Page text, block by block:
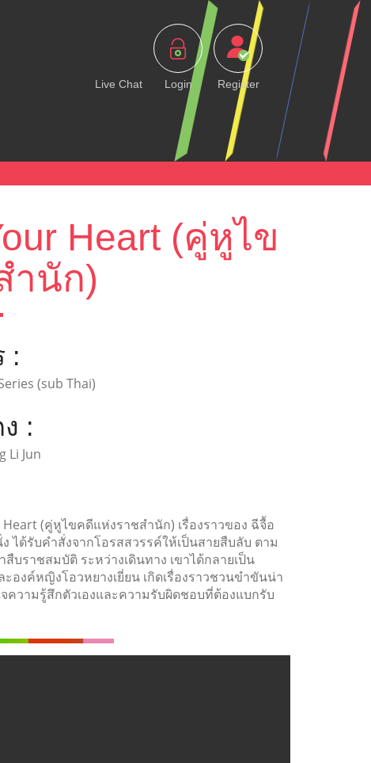
Live Chat Login Register
Heart (คู่หูไข
ำนัก)
:
(sub Thai)
:
Li Jun
(คู่หูไขคดีแห่งราชสำนัก) เรื่องราวของ ฉีจื้อ
ได้รับคำสั่งจากโอรสสวรรค์ให้เป็นสายสืบลับ ตาม
บราชสมบัติ ระหว่างเดินทาง เขาได้กลายเป็น
งค์หญิงโอวหยางเยี่ยน เกิดเรื่องราวชวนขำขันน่า
ความรู้สึกตัวเองและความรับผิดชอบที่ต้องแบกรับ